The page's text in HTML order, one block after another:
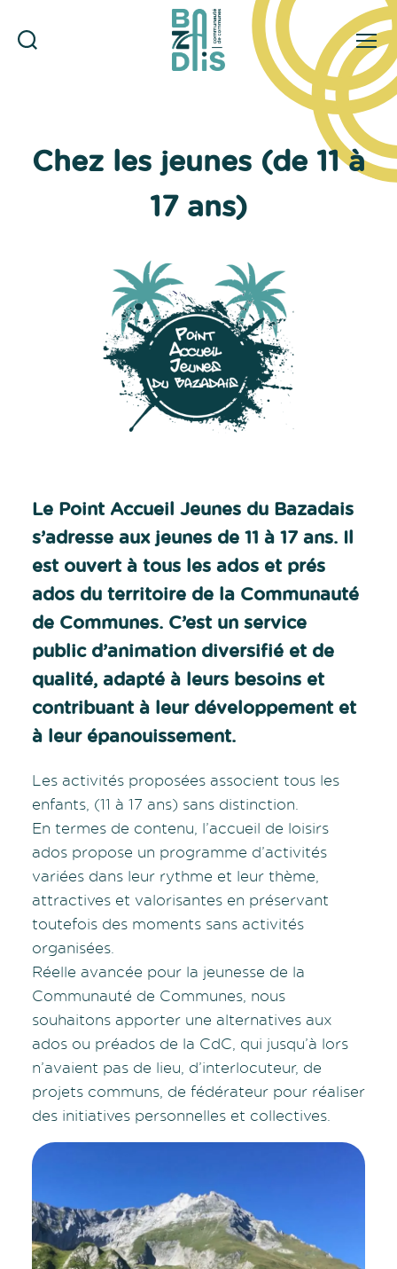
Menu
Chez les jeunes (de 11 à
17 ans)
Le Point Accueil Jeunes du Bazadais
s’adresse aux jeunes de 11 à 17 ans. Il
est ouvert à tous les ados et prés
ados du territoire de la Communauté
de Communes. C’est un service
public d’animation diversifié et de
qualité, adapté à leurs besoins et
contribuant à leur développement et
à leur épanouissement.
Les activités proposées associent tous les
enfants, (11 à 17 ans) sans distinction.
En termes de contenu, l’accueil de loisirs
ados propose un programme d’activités
variées dans leur rythme et leur thème,
attractives et valorisantes en préservant
toutefois des moments sans activités
organisées.
Réelle avancée pour la jeunesse de la
Communauté de Communes, nous
souhaitons apporter une alternatives aux
ados ou préados de la CdC, qui jusqu’à lors
n’avaient pas de lieu, d’interlocuteur, de
projets communs, de fédérateur pour réaliser
des initiatives personnelles et collectives.